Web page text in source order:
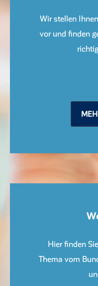
Wir stellen
vor und finden
Hier finden
Thema vom